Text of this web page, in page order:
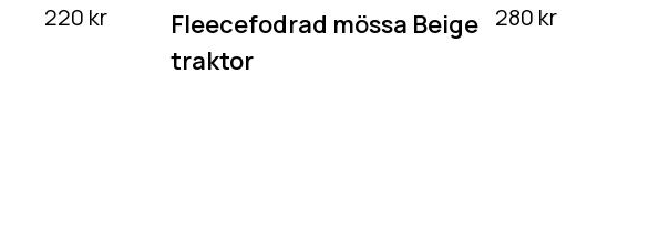
220 kr
Fleecefodrad mössa Beige
traktor
280 kr